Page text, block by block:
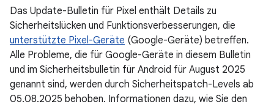
Das Update-Bulletin für Pixel enthält Details zu
Sicherheitslücken und Funktionsverbesserungen, die
unterstützte Pixel-Geräte (Google-Geräte) betreffen.
Alle Probleme, die für Google-Geräte in diesem Bulletin
und im Sicherheitsbulletin für Android für August 2025
genannt sind, werden durch Sicherheitspatch-Levels ab
05.08.2025 behoben. Informationen dazu, wie Sie den